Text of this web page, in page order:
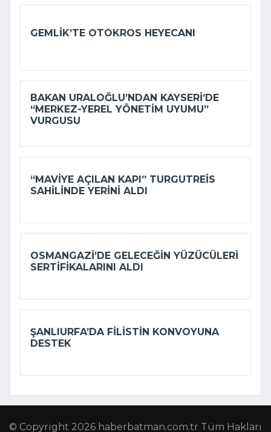
GEMLIK’TE OTOKROS HEYECANI
BAKAN URALOĞLU’NDAN KAYSERI’DE
“MERKEZ-YEREL YÖNETIM UYUMU”
VURGUSU
“MAVIYE AÇILAN KAPI” TURGUTREIS
SAHILINDE YERINI ALDI
OSMANGAZI’DE GELECEĞIN YÜZÜCÜLERI
SERTIFIKALARINI ALDI
ŞANLIURFA’DA FILISTIN KONVOYUNA
DESTEK
© Copyright 2026 haberbatman.com.tr Tüm Hakları